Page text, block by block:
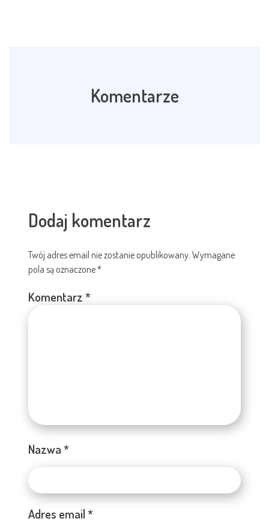
Komentarze
Dodaj komentarz
Twój adres email nie zostanie opublikowany. Wymagane
pola są oznaczone*
Komentarz*
Nazwa*
Adres email*